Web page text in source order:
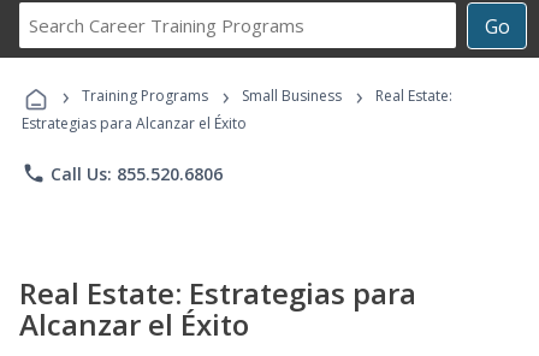
Go
Career
Programs
› Training Programs › Small Business ›
Real Estate:
Estrategias para Alcanzar el Éxito
phone Call Us: 855.520.6806
Real Estate: Estrategias para
Alcanzar el Éxito